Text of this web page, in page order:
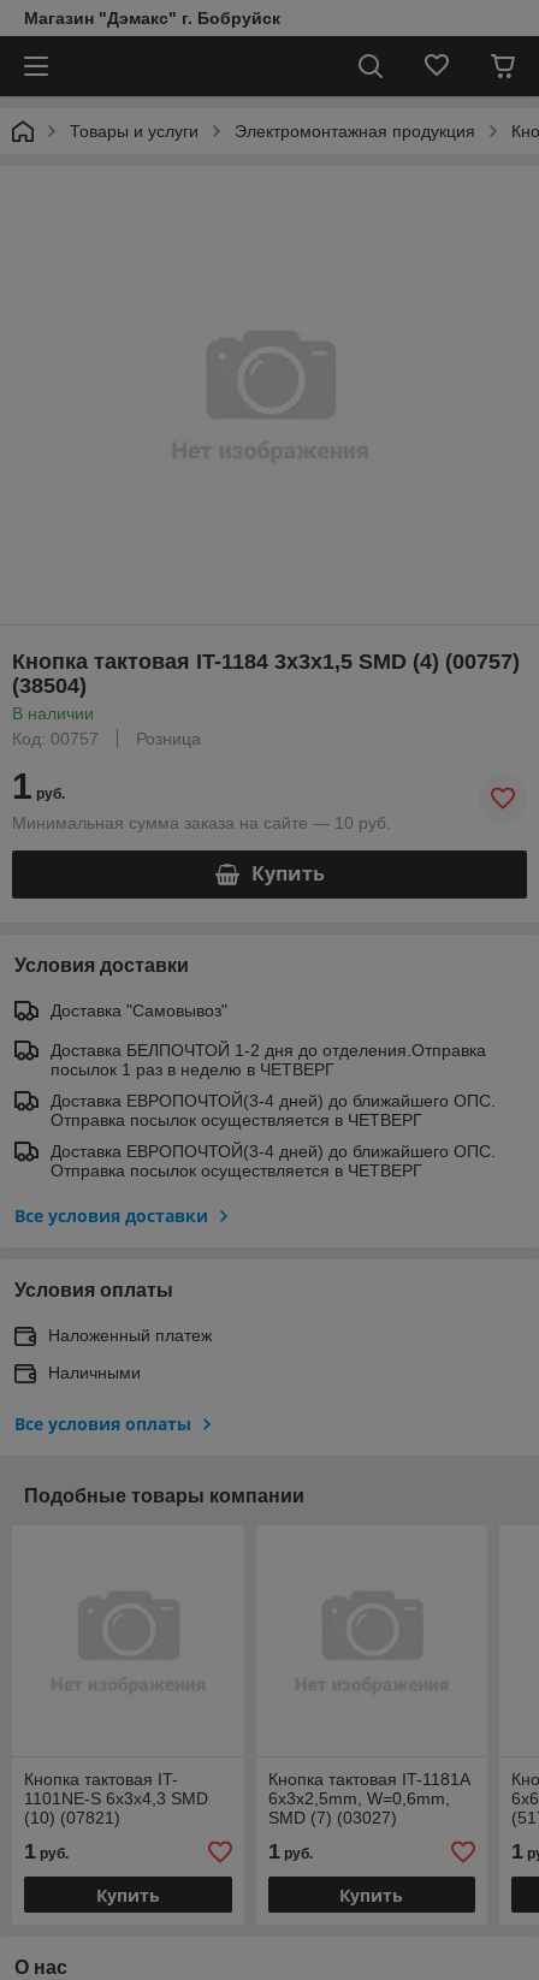
Магазин "Дэмакс" г. Бобруйск
Товары и услуги Электромонтажная продукция
Кнопка тактовая IT-1184 3x3x1,5 SMD (4) (00757)
(38504)
В наличии
Код: 00757
Розница
1 руб.
Минимальная сумма заказа на сайте — 10 руб.
Купить
Условия доставки
Доставка "Самовывоз"
Доставка БЕЛПОЧТОЙ 1-2 дня до отделения.Отправка
посылок 1 раз в неделю в ЧЕТВЕРГ
Доставка ЕВРОПОЧТОЙ(3-4 дней) до ближайшего ОПС.
Отправка посылок осуществляется в ЧЕТВЕРГ
Доставка ЕВРОПОЧТОЙ(3-4 дней) до ближайшего ОПС.
Отправка посылок осуществляется в ЧЕТВЕРГ
Все условия доставки
Условия оплаты
Наложенный платеж
Наличными
Все условия оплаты
Подобные товары компании
Кнопка тактовая IT-
1101NE-S 6x3x4,3 SMD
(10) (07821)
1 руб.
Купить
Кнопка тактовая IT-1181A
6x3x2,5mm, W=0,6mm,
SMD (7) (03027)
1руб.
Купить
1
О нас